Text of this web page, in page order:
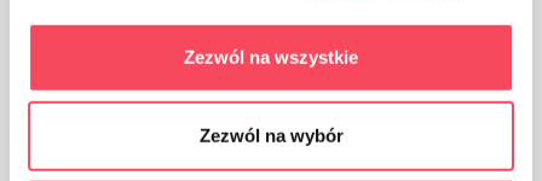
Zezwól na wszystkie
Zezwól na wybór